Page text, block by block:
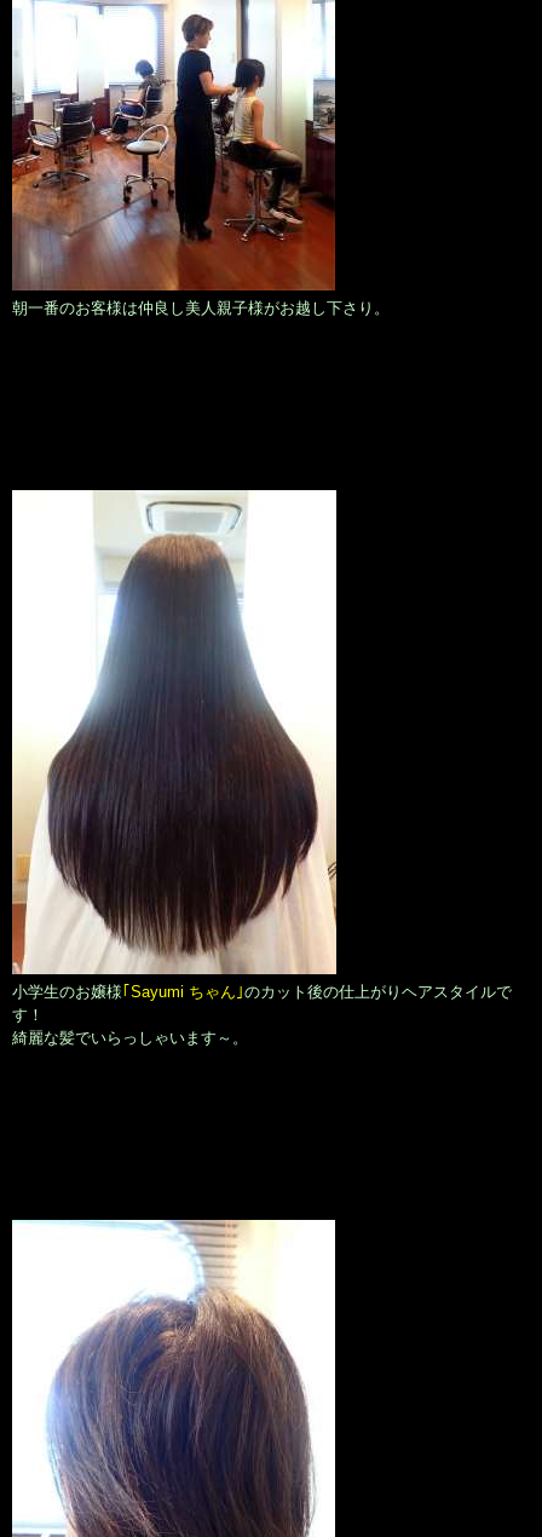
朝一番のお客様は仲良し美人親子様がお越し下さり。
小学生のお嬢様｢Sayumi ちゃん｣のカット後の仕上がりヘアスタイルで
す！
綺麗な髪でいらっしゃいます～。